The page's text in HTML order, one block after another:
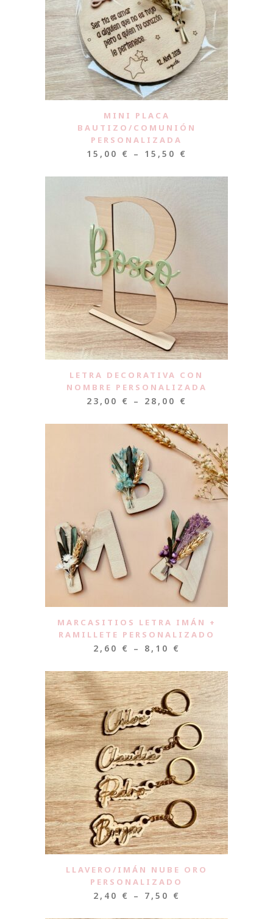
MINI PLACA
BAUTIZO/COMUNIÓN
PERSONALIZADA
15,00 € – 15,50 €
LETRA DECORATIVA CON
NOMBRE PERSONALIZADA
23,00 € – 28,00 €
MARCASITIOS LETRA IMÁN +
RAMILLETE PERSONALIZADO
2,60 € – 8,10 €
LLAVERO/IMÁN NUBE ORO
PERSONALIZADO
2,40 € – 7,50 €